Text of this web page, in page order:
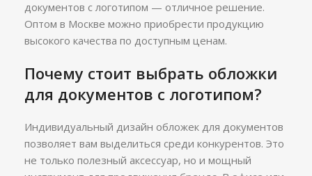
документов с логотипом — отличное решение.
Оптом в Москве можно приобрести продукцию
высокого качества по доступным ценам.
Почему стоит выбрать обложки
для документов с логотипом?
Индивидуальный дизайн обложек для документов
позволяет вам выделиться среди конкурентов. Это
не только полезный аксессуар, но и мощный